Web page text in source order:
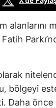
alanlarını
bölgeyi
Daha önce